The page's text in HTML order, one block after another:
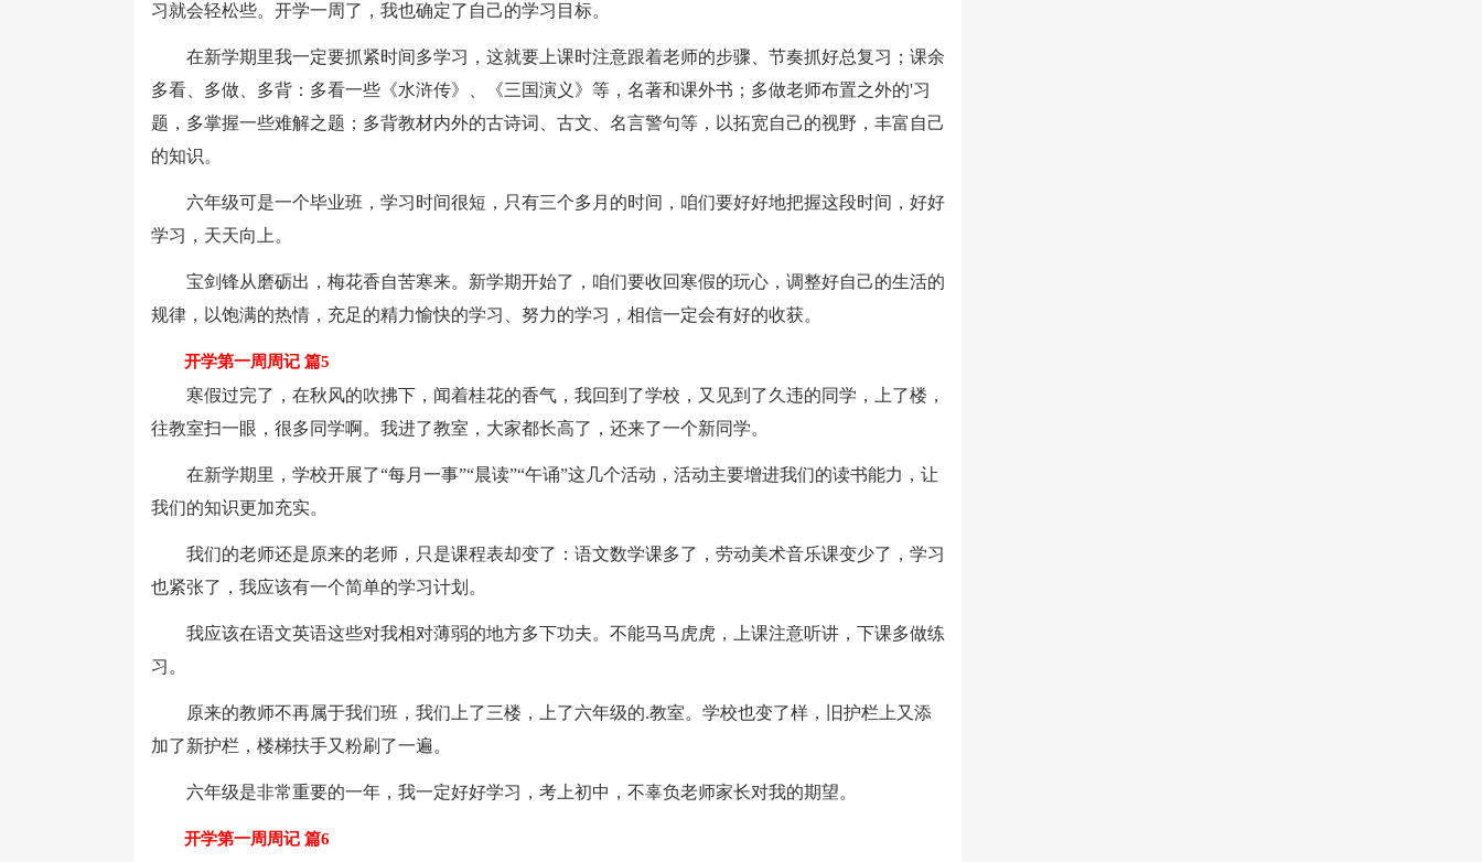
习就会轻松些。开学一周了，我也确定了自己的学习目标。
在新学期里我一定要抓紧时间多学习，这就要上课时注意跟着老师的步骤、节奏抓好总复习；课余
多看、多做、多背：多看一些《水浒传》、《三国演义》等，名著和课外书；多做老师布置之外的'习
题，多掌握一些难解之题；多背教材内外的古诗词、古文、名言警句等，以拓宽自己的视野，丰富自己
的知识。
六年级可是一个毕业班，学习时间很短，只有三个多月的时间，咱们要好好地把握这段时间，好好
学习，天天向上。
宝剑锋从磨砺出，梅花香自苦寒来。新学期开始了，咱们要收回寒假的玩心，调整好自己的生活的
规律，以饱满的热情，充足的精力愉快的学习、努力的学习，相信一定会有好的收获。
开学第一周周记 篇5
寒假过完了，在秋风的吹拂下，闻着桂花的香气，我回到了学校，又见到了久违的同学，上了楼，
往教室扫一眼，很多同学啊。我进了教室，大家都长高了，还来了一个新同学。
在新学期里，学校开展了“每月一事”“晨读”“午诵”这几个活动，活动主要增进我们的读书能力，让
我们的知识更加充实。
我们的老师还是原来的老师，只是课程表却变了：语文数学课多了，劳动美术音乐课变少了，学习
也紧张了，我应该有一个简单的学习计划。
我应该在语文英语这些对我相对薄弱的地方多下功夫。不能马马虎虎，上课注意听讲，下课多做练
习。
原来的教师不再属于我们班，我们上了三楼，上了六年级的.教室。学校也变了样，旧护栏上又添
加了新护栏，楼梯扶手又粉刷了一遍。
六年级是非常重要的一年，我一定好好学习，考上初中，不辜负老师家长对我的期望。
开学第一周周记 篇6